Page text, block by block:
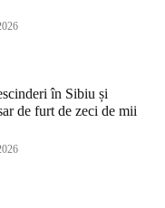
în Sibiu și
de furt de zeci de mii